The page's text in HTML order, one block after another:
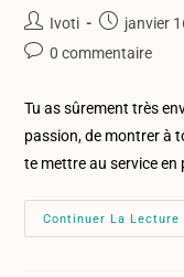
Ivoti janvier
0 commentaire
Tu as sûrement très
passion, de montrer à
te mettre au service
Continuer La Lecture